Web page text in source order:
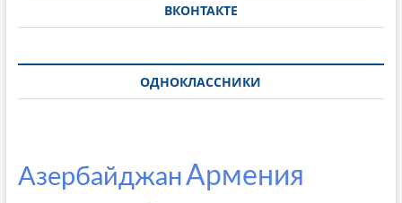
ВКОНТАКТЕ
ОДНОКЛАССНИКИ
АзербайджанАрмения